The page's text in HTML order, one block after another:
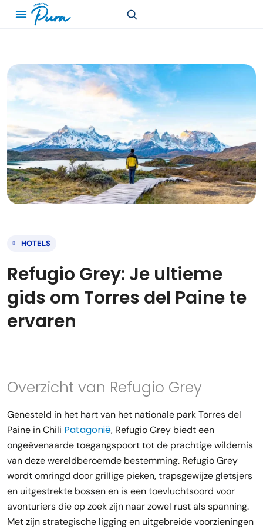
HOTELS
Refugio Grey: Je ultieme
gids om Torres del Paine te
ervaren
Overzicht van Refugio Grey
Genesteld in het hart van het nationale park Torres del
Paine in Chili Patagonië, Refugio Grey biedt een
ongeëvenaarde toegangspoort tot de prachtige wildernis
van deze wereldberoemde bestemming. Refugio Grey
wordt omringd door grillige pieken, trapsgewijze gletsjers
en uitgestrekte bossen en is een toevluchtsoord voor
avonturiers die op zoek zijn naar zowel rust als spanning.
Met zijn strategische ligging en uitgebreide voorzieningen